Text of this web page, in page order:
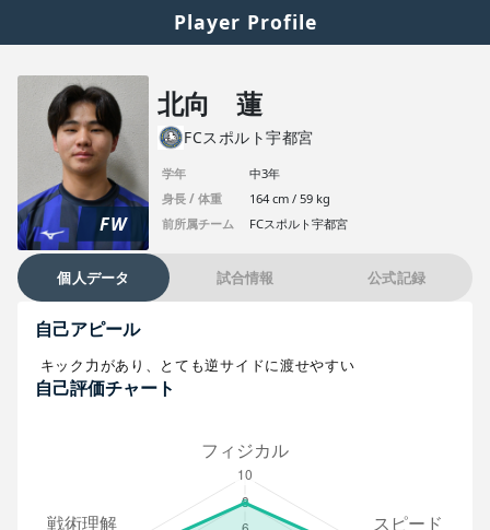
Player Profile
FW
北向 蓮
FCスポルト宇都宮
学年
中3年
身長 / 体重
164 cm / 59 kg
前所属チーム
FCスポルト宇都宮
個人データ 試合情報 公式記録
自己アピール
キック力があり、とても逆サイドに渡せやすい
自己評価チャート